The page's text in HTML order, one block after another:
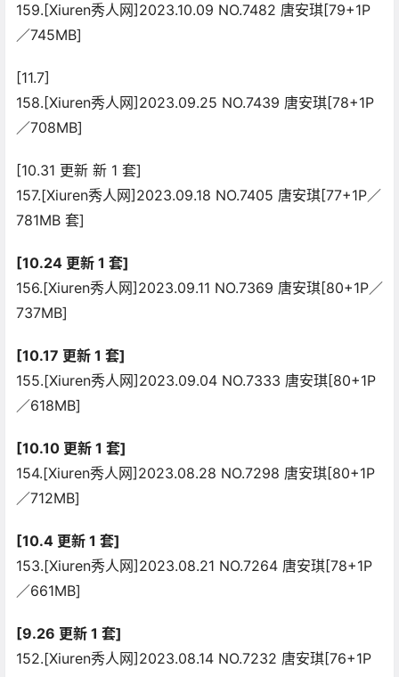
159.[Xiuren秀人网]2023.10.09 NO.7482 唐安琪[79+1P
／745MB]
[11.7]
158.[Xiuren秀人网]2023.09.25 NO.7439 唐安琪[78+1P
／708MB]
[10.31 更新 新 1 套]
157.[Xiuren秀人网]2023.09.18 NO.7405 唐安琪[77+1P／
781MB 套]
[10.24 更新 1 套]
156.[Xiuren秀人网]2023.09.11 NO.7369 唐安琪[80+1P／
737MB]
[10.17 更新 1 套]
155.[Xiuren秀人网]2023.09.04 NO.7333 唐安琪[80+1P
／618MB]
[10.10 更新 1 套]
154.[Xiuren秀人网]2023.08.28 NO.7298 唐安琪[80+1P
／712MB]
[10.4 更新 1 套]
153.[Xiuren秀人网]2023.08.21 NO.7264 唐安琪[78+1P
／661MB]
[9.26 更新 1 套]
152.[Xiuren秀人网]2023.08.14 NO.7232 唐安琪[76+1P